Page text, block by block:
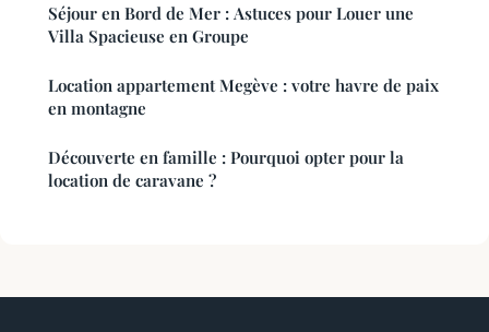
Séjour en Bord de Mer : Astuces pour Louer une
Villa Spacieuse en Groupe
Location appartement Megève : votre havre de paix
en montagne
Découverte en famille : Pourquoi opter pour la
location de caravane ?